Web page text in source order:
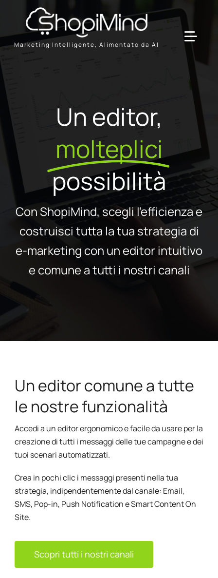
content
Marketing Intelligente, Alimentato da AI
Resources & Partners
Offerte
Un editor,
molteplici
possibilità
Con ShopiMind, scegli l'efficienza e
costruisci tutta la tua strategia di
e-marketing con un editor intuitivo
e comune a tutti i nostri canali
Un editor comune a tutte
le nostre funzionalità
Accedi a un editor ergonomico e facile da usare per la
creazione di tutti i messaggi delle tue campagne e dei
tuoi scenari automatizzati.
Crea in pochi clic i messaggi presenti nella tua
strategia, indipendentemente dal canale: Email,
SMS, Pop-in, Push Notification e Smart Content On
Site.
Scopri tutti i nostri canali